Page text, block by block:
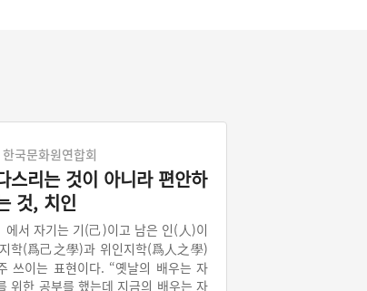
한국문화원연합회
스리는 것이 아니라 편안하
것, 치인
에서 자기는 기(己)이고 남은 인(人)이
학(爲己之學)과 위인지학(爲人之學)
쓰이는 표현이다. “옛날의 배우는 자
위한 공부를 했는데 지금의 배우는 자